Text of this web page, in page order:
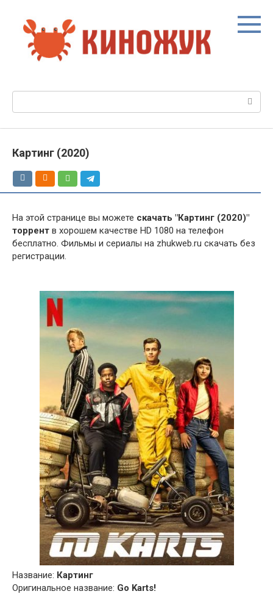
контенту
Картинг (2020)
На этой странице вы можете скачать "Картинг (2020)"
торрент в хорошем качестве HD 1080 на телефон
бесплатно. Фильмы и сериалы на zhukweb.ru скачать без
регистрации.
Название: Картинг
Оригинальное название: Go Karts!